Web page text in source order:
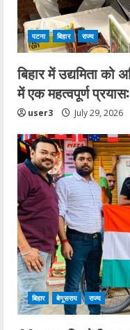
पटना बिहार राज्य
बिहार में उद्यमिता
में एक महत्वपूर्ण
user3 July 29, 2026
बिहार बेगूसराय राज्य